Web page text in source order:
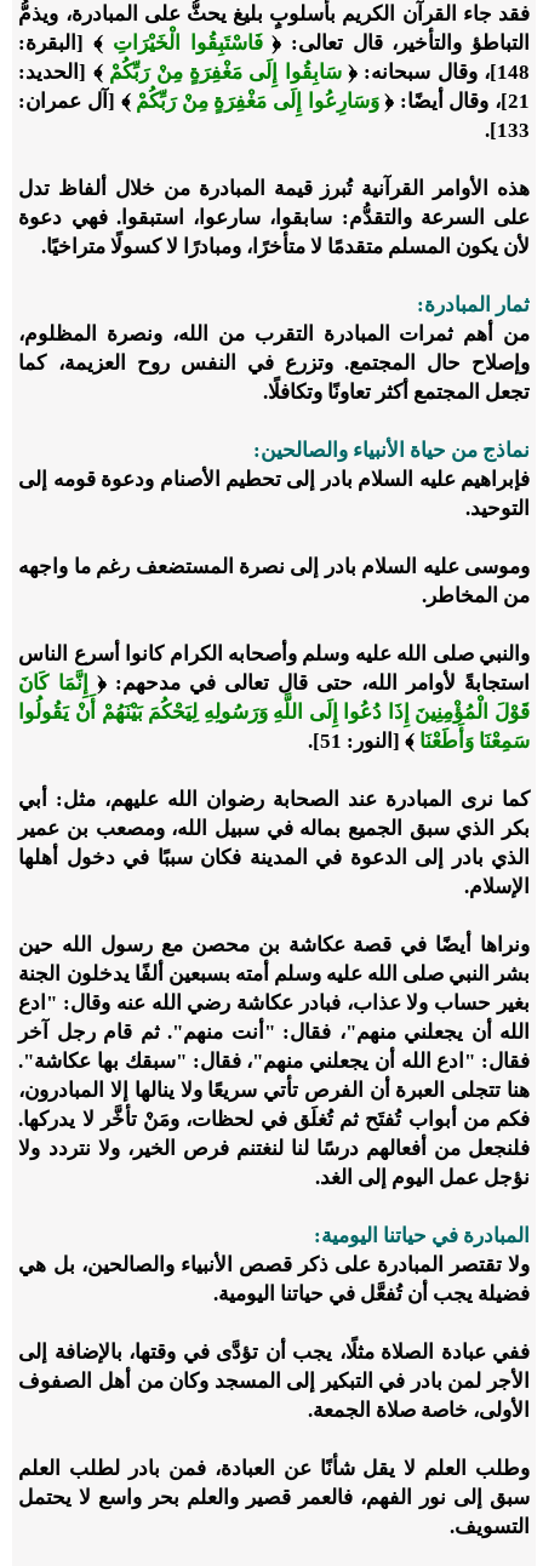
فقد جاء القرآن الكريم بأسلوبٍ بليغ يحثُّ على المبادرة، ويذمُّ
التباطؤ والتأخير، قال تعالى: ﴿فَاسْتَبِقُوا الْخَيْرَاتِ ﴾ [البقرة:
148]، وقال سبحانه: ﴿
سَابِقُوا إِلَى مَغْفِرَةٍ مِنْ رَبِّكُمْ ﴾ [الحديد:
21]، وقال أيضًا: ﴿
وَسَارِعُوا إِلَى مَغْفِرَةٍ مِنْ رَبِّكُمْ ﴾ [آل عمران:
133].
هذه الأوامر القرآنية تُبرز قيمة المبادرة من خلال ألفاظ تدل
على السرعة والتقدُّم: سابقوا، سارعوا، استبقوا. فهي دعوة
لأن يكون المسلم متقدمًا لا متأخرًا، ومبادرًا لا كسولًا متراخيًا.
ثمار المبادرة:
من أهم ثمرات المبادرة التقرب من الله، ونصرة المظلوم،
وإصلاح حال المجتمع. وتزرع في النفس روح العزيمة، كما
تجعل المجتمع أكثر تعاونًا وتكافلًا.
نماذج من حياة الأنبياء والصالحين:
فإبراهيم عليه السلام بادر إلى تحطيم الأصنام ودعوة قومه إلى
التوحيد.
وموسى عليه السلام بادر إلى نصرة المستضعف رغم ما واجهه
من المخاطر.
والنبي صلى الله عليه وسلم وأصحابه الكرام كانوا أسرع الناس
استجابةً لأوامر الله، حتى قال تعالى في مدحهم: ﴿ إِنَّمَا كَانَ
قَوْلَ الْمُؤْمِنِينَ إِذَا دُعُوا إِلَى اللَّهِ وَرَسُولِهِ لِيَحْكُمَ بَيْنَهُمْ أَنْ يَقُولُوا
سَمِعْنَا وَأَطَعْنَا ﴾ [النور: 51].
كما نرى المبادرة عند الصحابة رضوان الله عليهم، مثل: أبي
بكر الذي سبق الجميع بماله في سبيل الله، ومصعب بن عمير
الذي بادر إلى الدعوة في المدينة فكان سببًا في دخول أهلها
الإسلام.
ونراها أيضًا في قصة عكاشة بن محصن مع رسول الله حين
بشر النبي صلى الله عليه وسلم أمته بسبعين ألفًا يدخلون الجنة
بغير حساب ولا عذاب، فبادر عكاشة رضي الله عنه وقال: "ادع
الله أن يجعلني منهم"، فقال: "أنت منهم". ثم قام رجل آخر
فقال: "ادع الله أن يجعلني منهم"، فقال: "سبقك بها عكاشة".
هنا تتجلى العبرة أن الفرص تأتي سريعًا ولا ينالها إلا المبادرون،
فكم من أبواب تُفتَح ثم تُغلَق في لحظات، ومَنْ تأخَّر لا يدركها.
فلنجعل من أفعالهم درسًا لنا لنغتنم فرص الخير، ولا نتردد ولا
نؤجل عمل اليوم إلى الغد.
المبادرة في حياتنا اليومية:
ولا تقتصر المبادرة على ذكر قصص الأنبياء والصالحين، بل هي
فضيلة يجب أن تُفعَّل في حياتنا اليومية.
ففي عبادة الصلاة مثلًا، يجب أن تؤدَّى في وقتها، بالإضافة إلى
الأجر لمن بادر في التبكير إلى المسجد وكان من أهل الصفوف
الأولى، خاصة صلاة الجمعة.
وطلب العلم لا يقل شأنًا عن العبادة، فمن بادر لطلب العلم
سبق إلى نور الفهم، فالعمر قصير والعلم بحر واسع لا يحتمل
التسويف.